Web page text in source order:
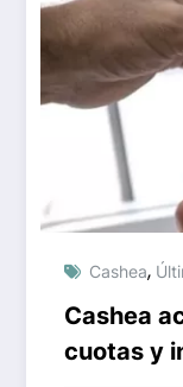
Cashea,
Cashea
cuotas y